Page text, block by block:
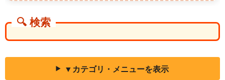
で和えた冷製サラダ。まろやかな味わいと野菜の甘みが口の中で溶け合
い、ロシアの家庭料理の定番として親しまれています。
リとしたパパイヤの食感が楽しい一品。
Insalata Caprese（カプレーゼサラダ）〜イタリアのトマトとモッツァレ
🔍 検索
▼カテゴリ・メニューを表示